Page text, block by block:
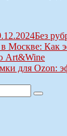
Без
Москве: Как
Art&Wine
для Ozon:
Поиск